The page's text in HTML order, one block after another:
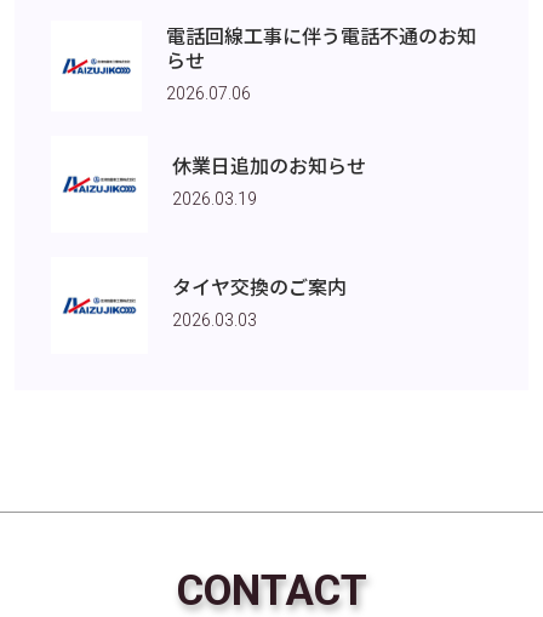
電話回線工事に伴う電話不通のお知
らせ
2026.07.06
休業日追加のお知らせ
2026.03.19
タイヤ交換のご案内
2026.03.03
CONTACT